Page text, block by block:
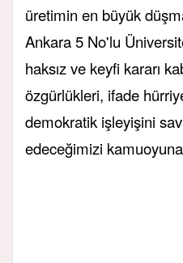
üretimin en büyük
Ankara 5 No'lu
haksız ve keyfi kararı
özgürlükleri, ifade
demokratik işleyişini
edeceğimizi